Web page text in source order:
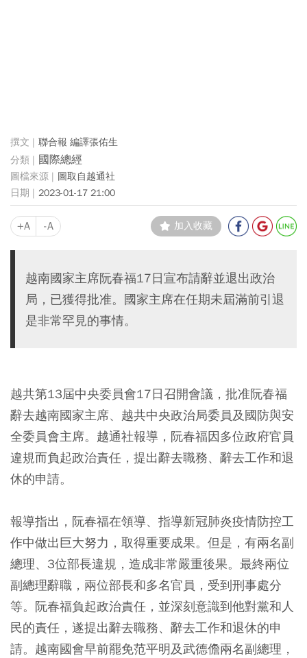
聯合報 編譯張佑生
國際總經
圖取自越通社
2023-01-17 21:00
+A -A 加入收藏
越南國家主席阮春福17日宣布請辭並退出政治
局，已獲得批准。國家主席在任期未屆滿前引退
是非常罕見的事情。
越共第13屆中央委員會17日召開會議，批准阮春福
辭去越南國家主席、越共中央政治局委員及國防與安
全委員會主席。越通社報導，阮春福因多位政府官員
違規而負起政治責任，提出辭去職務、辭去工作和退
休的申請。
報導指出，阮春福在領導、指導新冠肺炎疫情防控工
作中做出巨大努力，取得重要成果。但是，有兩名副
總理、3位部長違規，造成非常嚴重後果。最終兩位
副總理辭職，兩位部長和多名官員，受到刑事處分
等。阮春福負起政治責任，並深刻意識到他對黨和人
民的責任，遂提出辭去職務、辭去工作和退休的申
請。越南國會早前罷免范平明及武德儋兩名副總理，